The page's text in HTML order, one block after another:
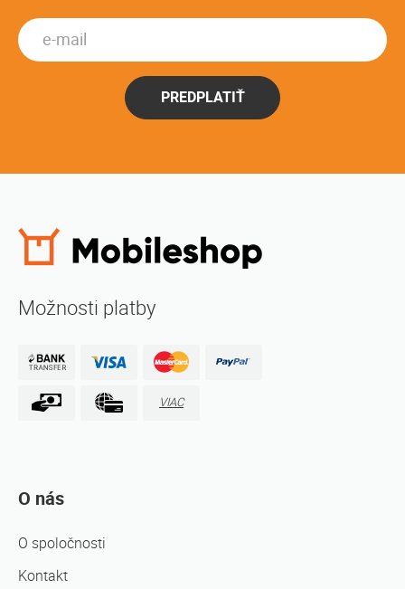
PREDPLATIŤ
Možnosti platby
VIAC
O nás
O spoločnosti
Kontakt